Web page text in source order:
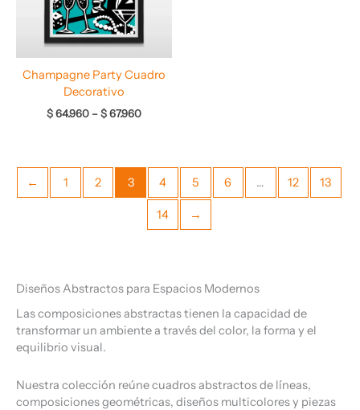
Champagne Party Cuadro
Decorativo
$64.960 –$67.960
← 1 2 3 4 5 6 … 12 13
14 →
Diseños Abstractos para Espacios Modernos
Las composiciones abstractas tienen la capacidad de
transformar un ambiente a través del color, la forma y el
equilibrio visual.
Nuestra colección reúne cuadros abstractos de líneas,
composiciones geométricas, diseños multicolores y piezas